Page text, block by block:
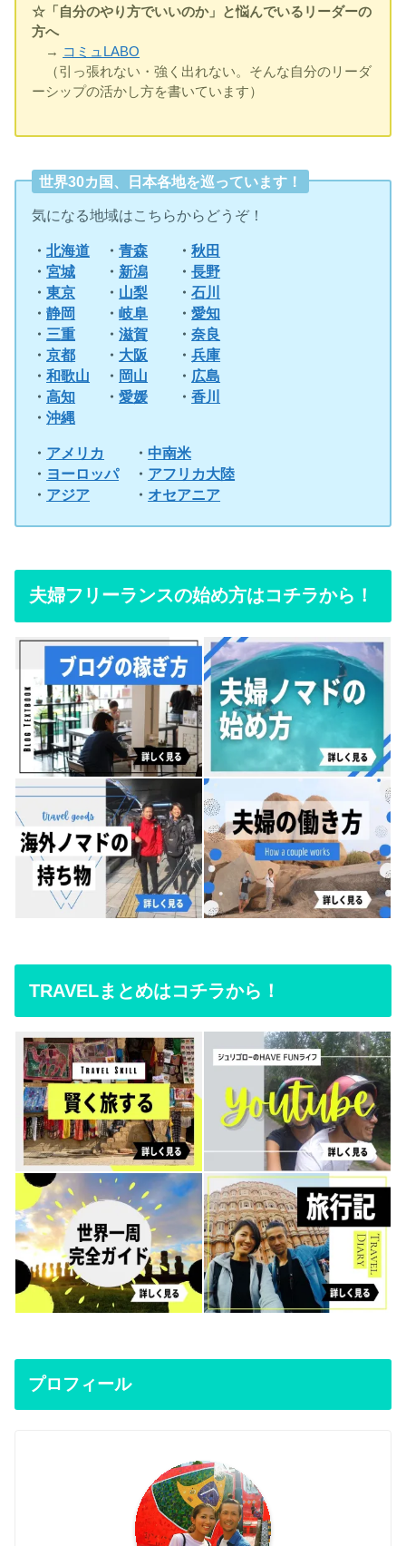
☆「自分のやり方でいいのか」と悩んでいるリーダーの
方へ
→ コミュLABO
（引っ張れない・強く出れない。そんな自分のリーダ
ーシップの活かし方を書いています）
世界30カ国、日本各地を巡っています！
気になる地域はこちらからどうぞ！
・北海道 ・青森 ・秋田
・宮城 ・ 新潟 ・長野
・東京 ・ 山梨 ・石川
・静岡 ・岐阜 ・愛知
・ 三重 ・滋賀 ・奈良
・京都 ・ 大阪 ・兵庫
・和歌山 ・ 岡山 ・ 広島
・高知 ・愛媛 ・香川
・沖縄
・ アメリカ ・ 中南米
・ ヨーロッパ・ アフリカ大陸
・ アジア ・ オセアニア
夫婦フリーランスの始め方はコチラから！
TRAVELまとめはコチラから！
プロフィール